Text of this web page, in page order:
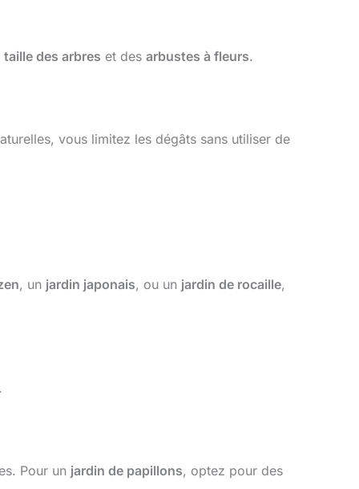
taille des arbres et des arbustes à fleurs.
vous limitez les dégâts sans utiliser de
, un jardin japonais, ou un jardin de rocaille,
Pour un jardin de papillons, optez pour des